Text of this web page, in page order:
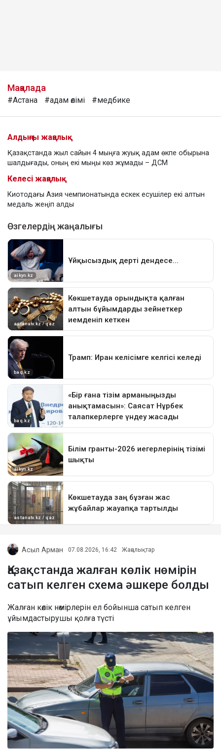
Мақалада
#Астана #адам өлімі #медбике
Алдыңғы жаңалық
Қазақстанда жыл сайын 4 мыңға жуық адам өкпе обырына
шалдығады, оның екі мыңы көз жұмады – ДСМ
Келесі жаңалық
Киотодағы Азия чемпионатында ескек есушілер екі алтын
медаль жеңіп алды
Асыл Арман 07.08.2026, 16:42 Жаңалықтар
Қазақстанда жалған көлік нөмірін
сатып келген схема әшкере болды
Жалған көлік нөмірлерін ел бойынша сатып келген
ұйымдастырушы қолға түсті